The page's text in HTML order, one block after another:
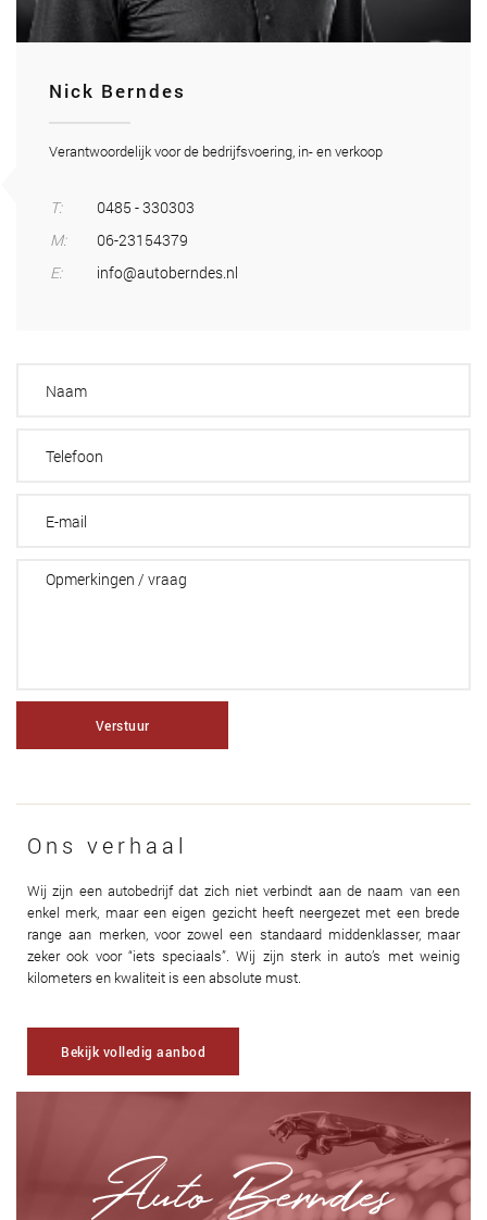
Nick Berndes
Verantwoordelijk voor de bedrijfsvoering, in- en verkoop
T:
0485 - 330303
M:
06-23154379
E:
info@autoberndes.nl
Verstuur
Ons verhaal
Wij zijn een autobedrijf dat zich niet verbindt aan de naam van een
enkel merk, maar een eigen gezicht heeft neergezet met een brede
range aan merken, voor zowel een standaard middenklasser, maar
zeker ook voor “iets speciaals”. Wij zijn sterk in auto’s met weinig
kilometers en kwaliteit is een absolute must.
Bekijk volledig aanbod